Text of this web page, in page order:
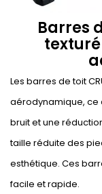
Barres
Les barres de toit
aérodynamique, ce
bruit et une
taille réduite des
esthétique. Ces
facile et rapide.